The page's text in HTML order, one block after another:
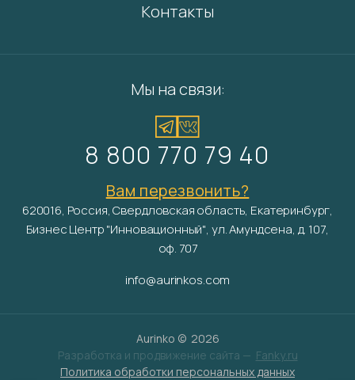
Контакты
Мы на связи:
8 800 770 79 40
Вам перезвонить?
620016, Россия, Свердловская область, Екатеринбург,
Бизнес Центр "Инновационный", ул. Амундсена, д. 107,
оф. 707
info@aurinkos.com
Aurinko © 2026
Разработка и продвижение сайта — Fanky.ru
Политика обработки персональных данных